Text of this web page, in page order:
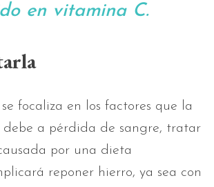
en vitamina C.
focaliza en los factores que la
debe a pérdida de sangre, tratar
por una dieta
reponer hierro, ya sea con